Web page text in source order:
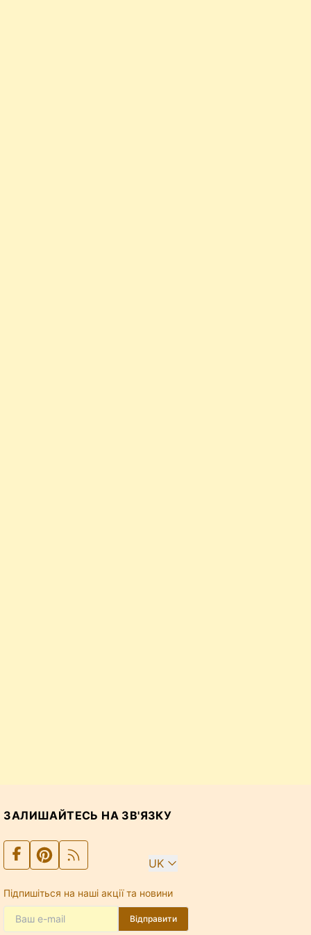
ЗАЛИШАЙТЕСЬ НА ЗВ'ЯЗКУ
UK
Підпишіться на наші акції та новини
Відправити